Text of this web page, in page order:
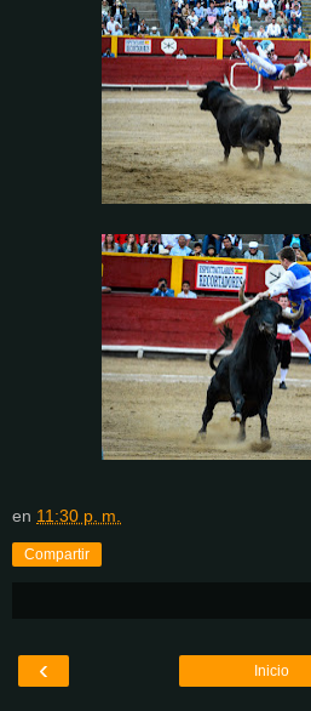
en 11:30 p. m.
Compartir
‹ Inicio